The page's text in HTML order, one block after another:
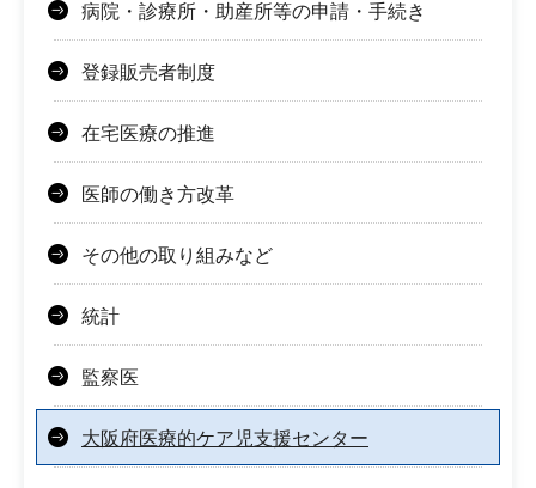
病院・診療所・助産所等の申請・手続き
登録販売者制度
在宅医療の推進
医師の働き方改革
その他の取り組みなど
統計
監察医
大阪府医療的ケア児支援センター